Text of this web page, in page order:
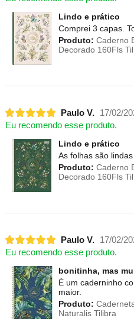
Lindo e prático
Comprei 3 capas.
Produto: Caderno
Decorado 160Fls
Paulo V.
17/02/
Eu recomendo esse produto.
Lindo e prático
As folhas são
Produto: Caderno
Decorado 160Fls
Paulo V.
17/02/
Eu recomendo esse produto.
bonitinha, mas
È um caderninho
maior.
Produto:
Naturalis Tilibra